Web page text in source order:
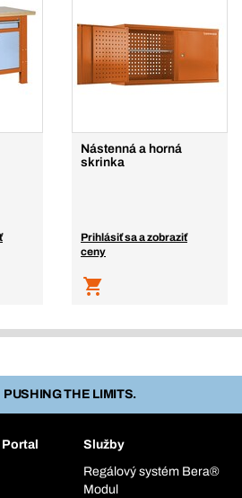
Nástenná a horná
skrinka
Prihlásiť sa a zobraziť
ceny
PUSHING THE LIMITS.
Služby
Regálový systém Bera®
Modul